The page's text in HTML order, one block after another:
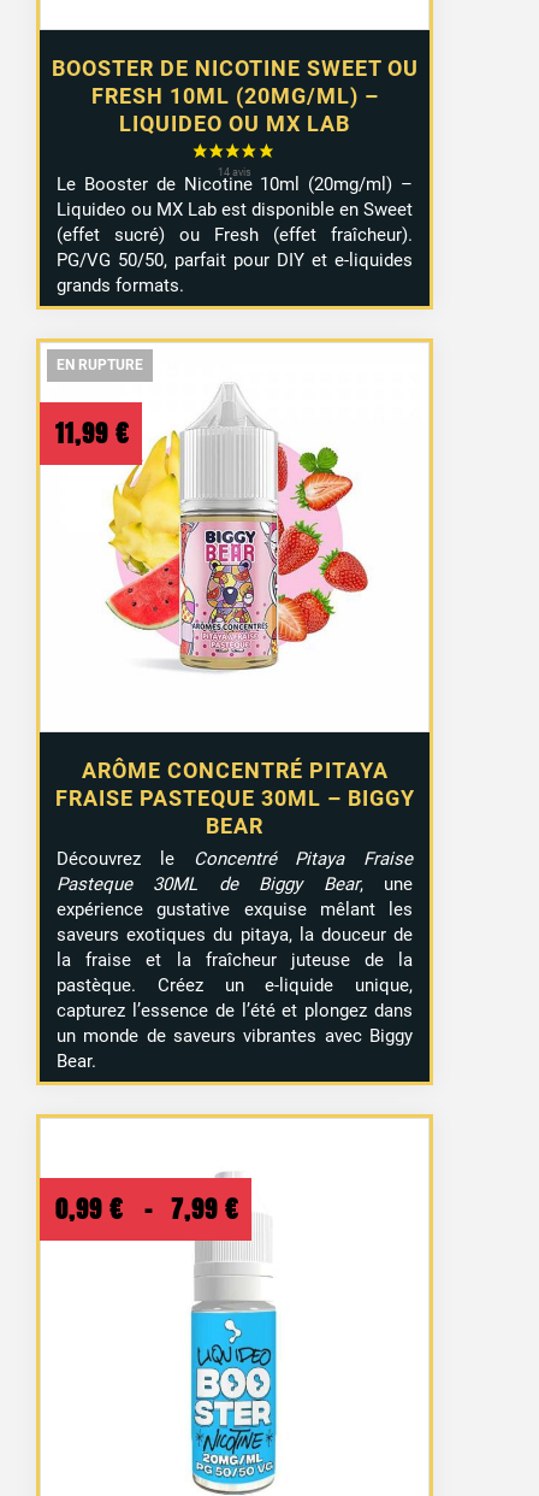
BOOSTER DE NICOTINE SWEET OU
FRESH 10ML (20MG/ML) –
LIQUIDEO OU MX LAB
Le Booster de Nicotine 10ml (20mg/ml) –
Liquideo ou MX Lab est disponible en Sweet
(effet sucré) ou Fresh (effet fraîcheur).
PG/VG 50/50, parfait pour DIY et e-liquides
grands formats.
EN RUPTURE
EN RUPTURE
ARÔME CONCENTRÉ PITAYA
FRAISE PASTEQUE 30ML – BIGGY
BEAR
11,99 €
Découvrez le Concentré Pitaya Fraise
Pasteque 30ML de Biggy Bear, une
expérience gustative exquise mêlant les
saveurs exotiques du pitaya, la douceur de
la fraise et la fraîcheur juteuse de la
pastèque. Créez un e-liquide unique,
capturez l’essence de l’été et plongez dans
un monde de saveurs vibrantes avec Biggy
Bear.
EN RUPTURE
0,99 € – 7,99 € Plage
de
prix :
0,99 €
à
7,99 €